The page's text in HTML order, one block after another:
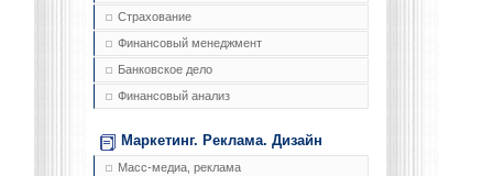
Страхование
Финансовый менеджмент
Банковское дело
Финансовый анализ
Маркетинг. Реклама. Дизайн
Масс-медиа, реклама